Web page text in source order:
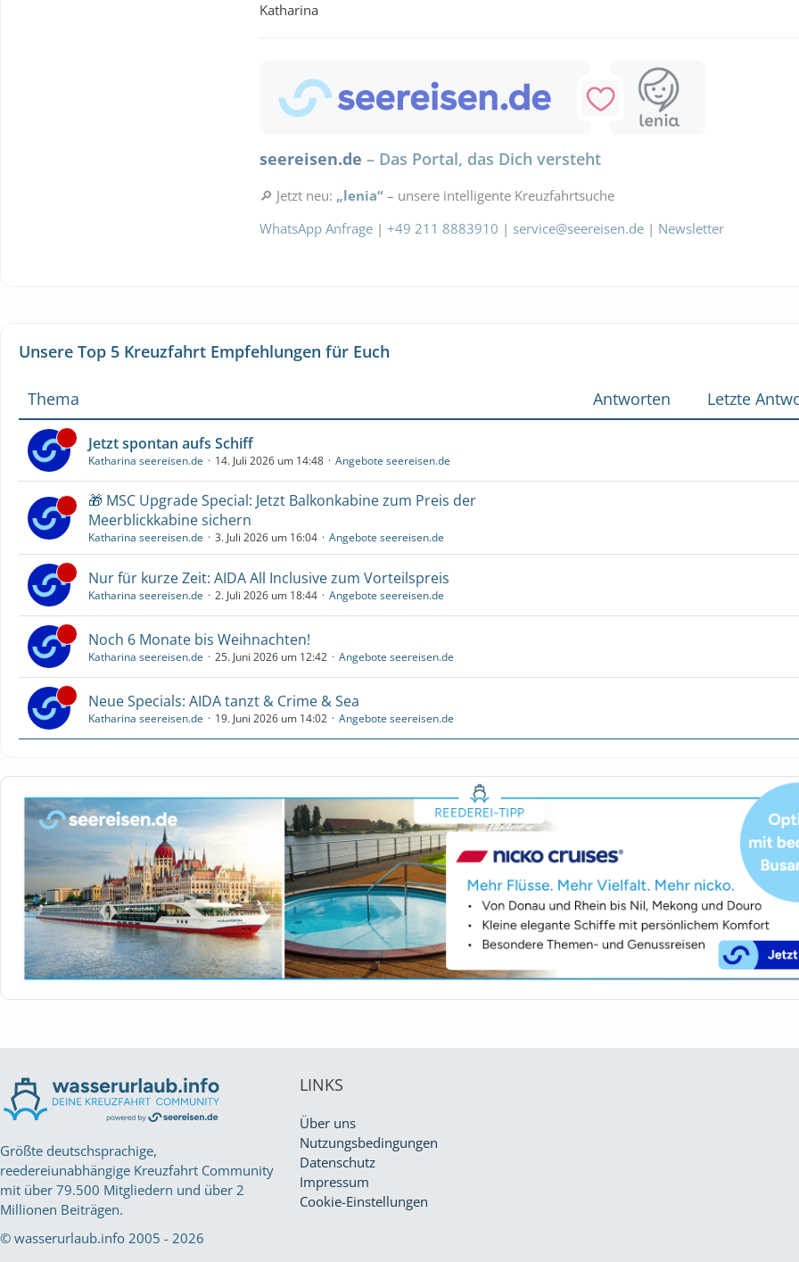
Katharina
seereisen.de – Das Portal, das Dich versteht
🔎 Jetzt neu: „lenia“ – unsere intelligente Kreuzfahrtsuche
WhatsApp Anfrage | +49 211 8883910 | service@seereisen.de | Newsletter
Unsere Top 5 Kreuzfahrt Empfehlungen für Euch
Thema Antworten Letzte
Jetzt spontan aufs Schiff
Katharina seereisen.de 14. Juli 2026 um 14:48 Angebote seereisen.de
🎁 MSC Upgrade Special: Jetzt Balkonkabine zum Preis der
Meerblickkabine sichern
Katharina seereisen.de 3. Juli 2026 um 16:04 Angebote seereisen.de
Nur für kurze Zeit: AIDA All Inclusive zum Vorteilspreis
Katharina seereisen.de 2. Juli 2026 um 18:44 Angebote seereisen.de
Noch 6 Monate bis Weihnachten!
Katharina seereisen.de 25. Juni 2026 um 12:42 Angebote seereisen.de
Neue Specials: AIDA tanzt & Crime & Sea
Katharina seereisen.de 19. Juni 2026 um 14:02 Angebote seereisen.de
Größte deutschsprachige,
reedereiunabhängige Kreuzfahrt Community
mit über 79.500 Mitgliedern und über 2
Millionen Beiträgen.
© wasserurlaub.info 2005 - 2026
LINKS
Über uns
Nutzungsbedingungen
Datenschutz
Impressum
Cookie-Einstellungen